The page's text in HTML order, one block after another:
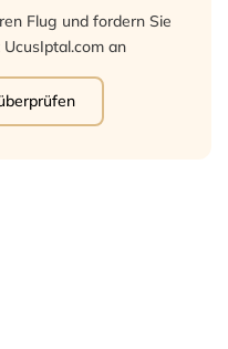
Flug und fordern Sie
an